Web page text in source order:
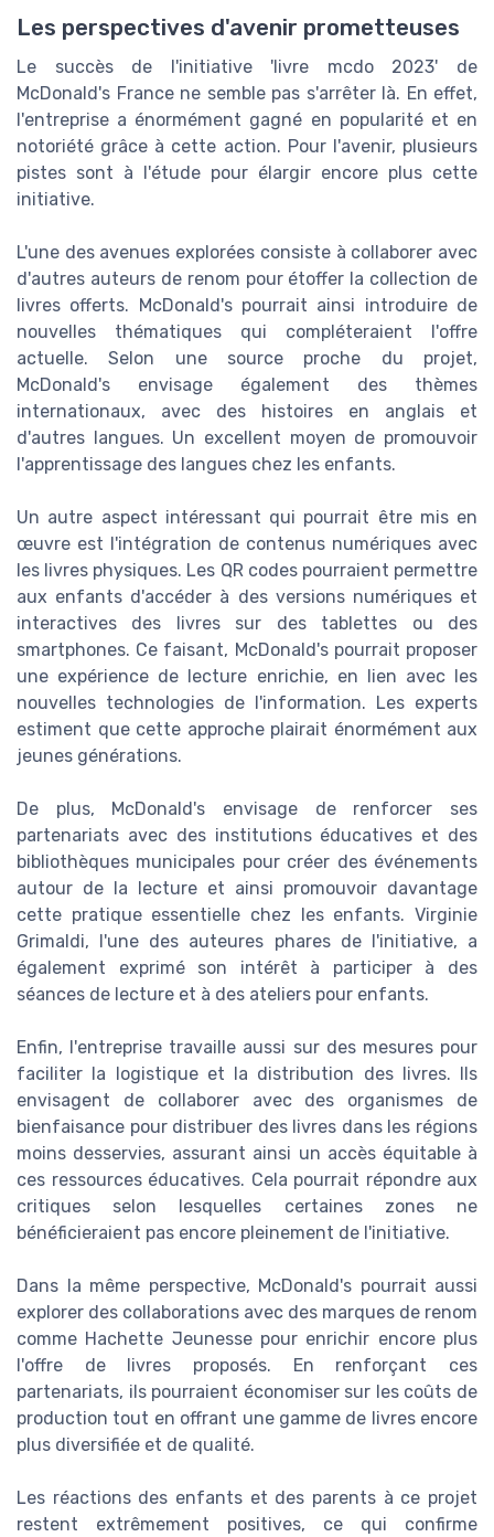
Les perspectives d'avenir prometteuses
Le succès de l'initiative 'livre mcdo 2023' de
McDonald's France ne semble pas s'arrêter là. En effet,
l'entreprise a énormément gagné en popularité et en
notoriété grâce à cette action. Pour l'avenir, plusieurs
pistes sont à l'étude pour élargir encore plus cette
initiative.
L'une des avenues explorées consiste à collaborer avec
d'autres auteurs de renom pour étoffer la collection de
livres offerts. McDonald's pourrait ainsi introduire de
nouvelles thématiques qui compléteraient l'offre
actuelle. Selon une source proche du projet,
McDonald's envisage également des thèmes
internationaux, avec des histoires en anglais et
d'autres langues. Un excellent moyen de promouvoir
l'apprentissage des langues chez les enfants.
Un autre aspect intéressant qui pourrait être mis en
œuvre est l'intégration de contenus numériques avec
les livres physiques. Les QR codes pourraient permettre
aux enfants d'accéder à des versions numériques et
interactives des livres sur des tablettes ou des
smartphones. Ce faisant, McDonald's pourrait proposer
une expérience de lecture enrichie, en lien avec les
nouvelles technologies de l'information. Les experts
estiment que cette approche plairait énormément aux
jeunes générations.
De plus, McDonald's envisage de renforcer ses
partenariats avec des institutions éducatives et des
bibliothèques municipales pour créer des événements
autour de la lecture et ainsi promouvoir davantage
cette pratique essentielle chez les enfants. Virginie
Grimaldi, l'une des auteures phares de l'initiative, a
également exprimé son intérêt à participer à des
séances de lecture et à des ateliers pour enfants.
Enfin, l'entreprise travaille aussi sur des mesures pour
faciliter la logistique et la distribution des livres. Ils
envisagent de collaborer avec des organismes de
bienfaisance pour distribuer des livres dans les régions
moins desservies, assurant ainsi un accès équitable à
ces ressources éducatives. Cela pourrait répondre aux
critiques selon lesquelles certaines zones ne
bénéficieraient pas encore pleinement de l'initiative.
Dans la même perspective, McDonald's pourrait aussi
explorer des collaborations avec des marques de renom
comme Hachette Jeunesse pour enrichir encore plus
l'offre de livres proposés. En renforçant ces
partenariats, ils pourraient économiser sur les coûts de
production tout en offrant une gamme de livres encore
plus diversifiée et de qualité.
Les réactions des enfants et des parents à ce projet
restent extrêmement positives, ce qui confirme